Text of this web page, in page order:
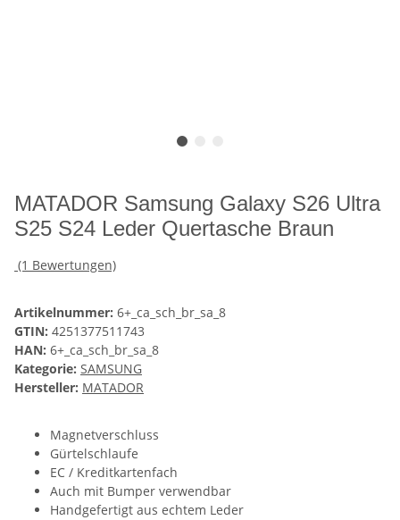
MATADOR Samsung Galaxy S26 Ultra
S25 S24 Leder Quertasche Braun
(1 Bewertungen)
Artikelnummer: 6+_ca_sch_br_sa_8
GTIN: 4251377511743
HAN: 6+_ca_sch_br_sa_8
Kategorie: SAMSUNG
Hersteller: MATADOR
Magnetverschluss
Gürtelschlaufe
EC / Kreditkartenfach
Auch mit Bumper verwendbar
Handgefertigt aus echtem Leder